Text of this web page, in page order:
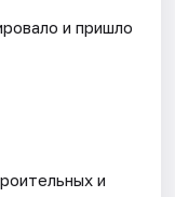
и пришло
и